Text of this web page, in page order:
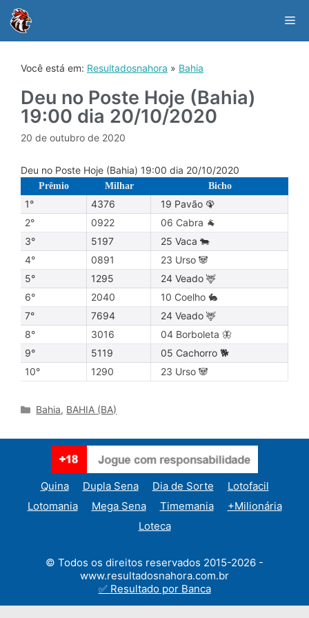
content
Você está em: Resultadosnahora » Bahia
Deu no Poste Hoje (Bahia)
19:00 dia 20/10/2020
20 de outubro de 2020
Deu no Poste Hoje (Bahia) 19:00 dia 20/10/2020
Prêmio Milhar Bicho
1° 4376
19 Pavão 🦚
2°
0922
06 Cabra 🐐
3°
5197
25 Vaca 🐄
4°
0891
23 Urso 🐼
5°
1295
24 Veado 🦌
6°
2040
10 Coelho 🐇
7°
7694
24 Veado 🦌
8°
3016
04 Borboleta 🦋
9°
5119
05 Cachorro 🐕
10°
1290 23 Urso 🐼
Categories
Bahia, BAHIA (BA)
Quina Dupla Sena Dia de Sorte
Lotofacil
Lotomania
Mega Sena Timemania
+Milionária
Loteca
© Todos os direitos reservados 2015-2026 -
www.resultadosnahora.com.br
✅ Resultado por Banca